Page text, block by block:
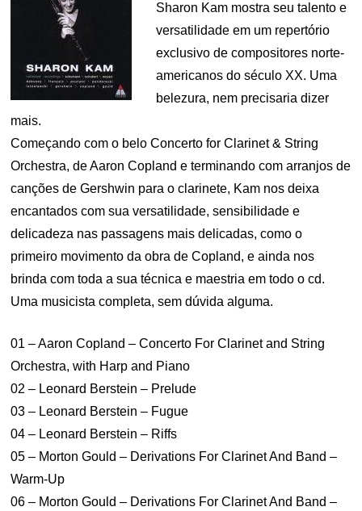
Sharon Kam mostra seu talento e
versatilidade em um repertório
exclusivo de compositores norte-
americanos do século XX. Uma
belezura, nem precisaria dizer
mais.
Começando com o belo Concerto for Clarinet & String
Orchestra, de Aaron Copland e terminando com arranjos de
canções de Gershwin para o clarinete, Kam nos deixa
encantados com sua versatilidade, sensibilidade e
delicadeza nas passagens mais delicadas, como o
primeiro movimento da obra de Copland, e ainda nos
brinda com toda a sua técnica e maestria em todo o cd.
Uma musicista completa, sem dúvida alguma.
01 – Aaron Copland – Concerto For Clarinet and String
Orchestra, with Harp and Piano
02 – Leonard Berstein – Prelude
03 – Leonard Berstein – Fugue
04 – Leonard Berstein – Riffs
05 – Morton Gould – Derivations For Clarinet And Band –
Warm-Up
06 – Morton Gould – Derivations For Clarinet And Band –